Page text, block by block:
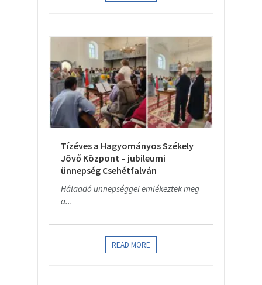
Tízéves a Hagyományos Székely
Jövő Központ – jubileumi
ünnepség Csehétfalván
Hálaadó ünnepséggel emlékeztek meg
a...
READ MORE